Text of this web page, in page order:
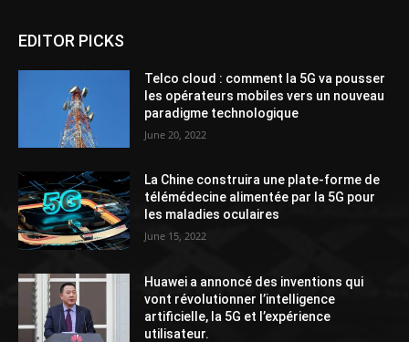
EDITOR PICKS
Telco cloud : comment la 5G va pousser
les opérateurs mobiles vers un nouveau
paradigme technologique
June 20, 2022
La Chine construira une plate-forme de
télémédecine alimentée par la 5G pour
les maladies oculaires
June 15, 2022
Huawei a annoncé des inventions qui
vont révolutionner l’intelligence
artificielle, la 5G et l’expérience
utilisateur.